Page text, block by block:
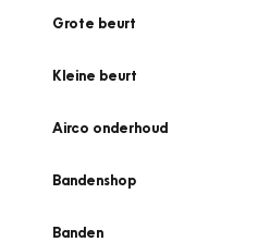
Grote beurt
Kleine beurt
Airco onderhoud
Bandenshop
Banden